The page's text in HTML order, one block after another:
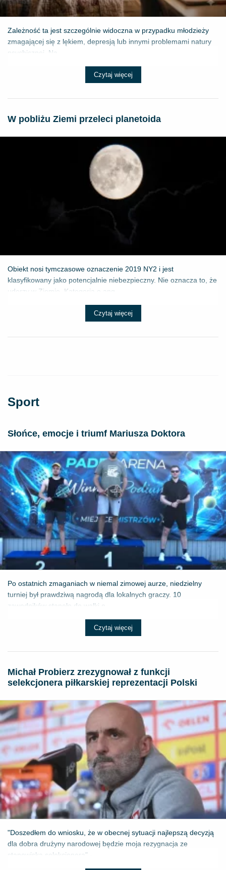
Zależność ta jest szczególnie widoczna w przypadku młodzieży
zmagającej się z lękiem, depresją lub innymi problemami natury
psychicznej. Na...
Czytaj więcej
W pobliżu Ziemi przeleci planetoida
Obiekt nosi tymczasowe oznaczenie 2019 NY2 i jest
klasyfikowany jako potencjalnie niebezpieczny. Nie oznacza to, że
uderzy w Ziemię. Kategoria o ang...
Czytaj więcej
Sport
Słońce, emocje i triumf Mariusza Doktora
Po ostatnich zmaganiach w niemal zimowej aurze, niedzielny
turniej był prawdziwą nagrodą dla lokalnych graczy. 10
zawodników stanęło do walki o ...
Czytaj więcej
Michał Probierz zrezygnował z funkcji
selekcjonera piłkarskiej reprezentacji Polski
"Doszedłem do wniosku, że w obecnej sytuacji najlepszą decyzją
dla dobra drużyny narodowej będzie moja rezygnacja ze
stanowiska selekcjonera" - ...